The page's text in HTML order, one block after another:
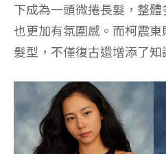
下成為一頭微捲長髮，整
也更加有氛圍感。而柯震
髮型，不僅復古還增添了知